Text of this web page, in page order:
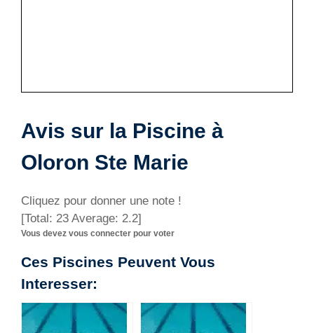
Avis sur la Piscine à
Oloron Ste Marie
Cliquez pour donner une note !
[Total: 23 Average: 2.2]
Vous devez vous connecter pour voter
Ces Piscines Peuvent Vous
Interesser: